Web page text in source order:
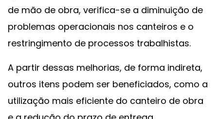
de mão de obra, verifica-se a diminuição de
problemas operacionais nos canteiros e o
restringimento de processos trabalhistas.
A partir dessas melhorias, de forma indireta,
outros itens podem ser beneficiados, como a
utilização mais eficiente do canteiro de obra